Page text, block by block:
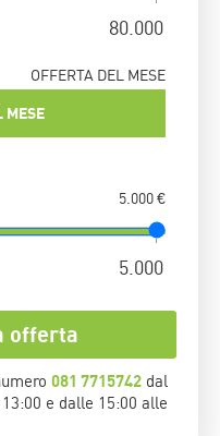
OFFERTA DEL MESE
MESE
5.000 €
offerta
081 7715742 dal
e dalle 15:00 alle